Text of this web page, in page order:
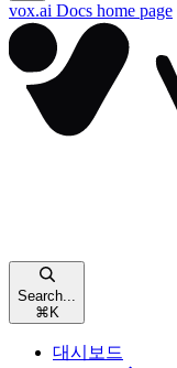
vox.ai Docs home page
Search...
⌘ K
대시보드